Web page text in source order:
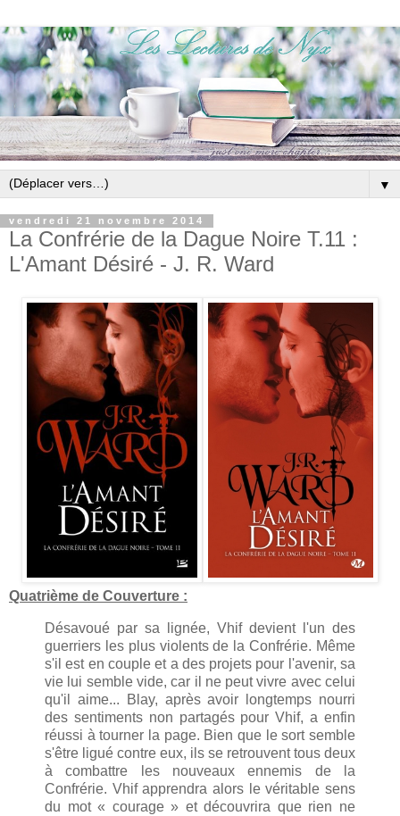
▼
vendredi 21 novembre 2014
La Confrérie de la Dague Noire T.11 :
L'Amant Désiré - J. R. Ward
Quatrième de Couverture :
Désavoué par sa lignée, Vhif devient l'un des
guerriers les plus violents de la Confrérie. Même
s'il est en couple et a des projets pour l'avenir, sa
vie lui semble vide, car il ne peut vivre avec celui
qu'il aime... Blay, après avoir longtemps nourri
des sentiments non partagés pour Vhif, a enfin
réussi à tourner la page. Bien que le sort semble
s'être ligué contre eux, ils se retrouvent tous deux
à combattre les nouveaux ennemis de la
Confrérie. Vhif apprendra alors le véritable sens
du mot « courage » et découvrira que rien ne